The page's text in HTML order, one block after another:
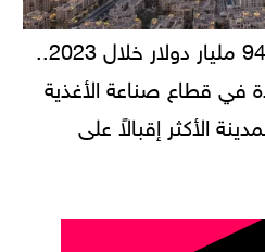
حجم استثمارات يصل لـ 94 مليار دولار خلال 2023..
في قطاع صناعة الأغذية
الأكثر إقبالاً على